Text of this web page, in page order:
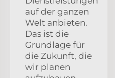
auf der ganzen
Welt anbieten.
Das ist die
Grundlage für
die Zukunft, die
wir planen